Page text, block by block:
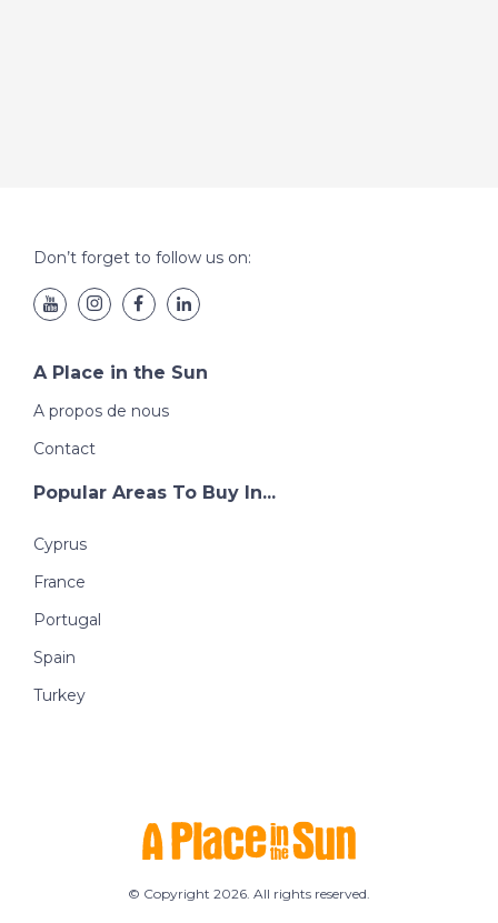
Don’t forget to follow us on:
A Place in the Sun
A propos de nous
Contact
Popular Areas To Buy In...
Cyprus
France
Portugal
Spain
Turkey
© Copyright 2026. All rights reserved.